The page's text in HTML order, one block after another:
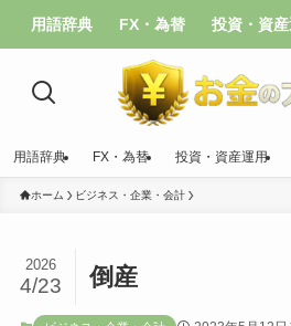
用語辞典 FX・為替 投資・資産
用語辞典 FX・為替 投資・資産運用
ホーム ビジネス・企業・会計
倒産
2026
4/23